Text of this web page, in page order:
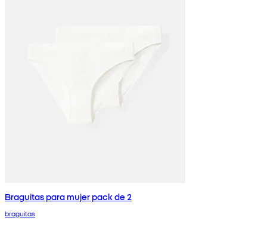
Braguitas para mujer pack de 2
braguitas